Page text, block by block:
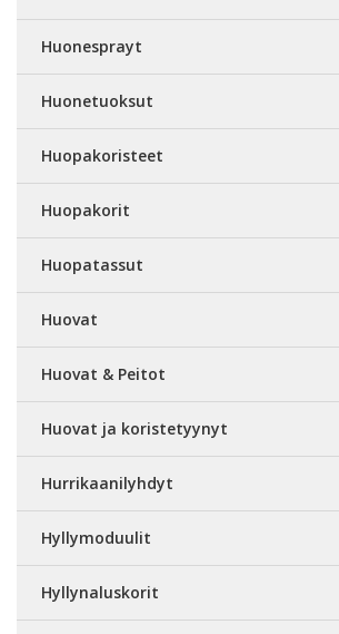
Huonesprayt
Huonetuoksut
Huopakoristeet
Huopakorit
Huopatassut
Huovat
Huovat & Peitot
Huovat ja koristetyynyt
Hurrikaanilyhdyt
Hyllymoduulit
Hyllynaluskorit